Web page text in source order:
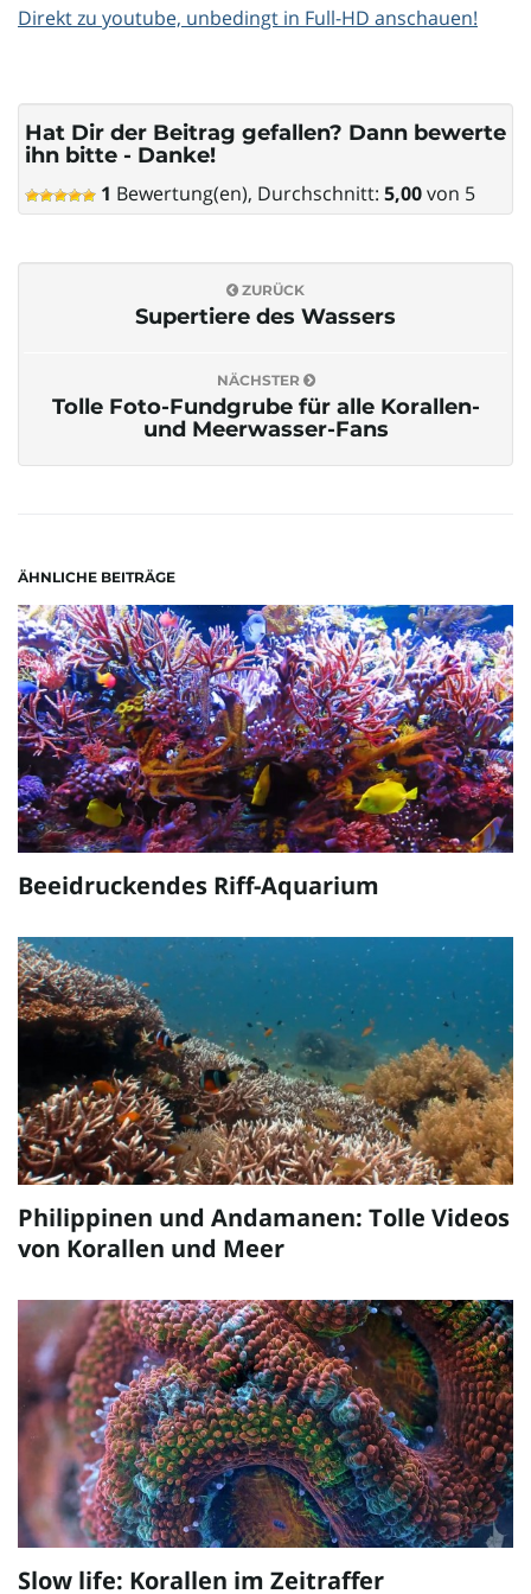
Direkt zu youtube, unbedingt in Full-HD anschauen!
Hat Dir der Beitrag gefallen? Dann bewerte
ihn bitte - Danke!
1 Bewertung(en), Durchschnitt: 5,00von 5
ZURÜCK
Supertiere des Wassers
NÄCHSTER
Tolle Foto-Fundgrube für alle Korallen-
und Meerwasser-Fans
ÄHNLICHE BEITRÄGE
Beeidruckendes Riff-Aquarium
Philippinen und Andamanen: Tolle Videos
von Korallen und Meer
Slow life: Korallen im Zeitraffer